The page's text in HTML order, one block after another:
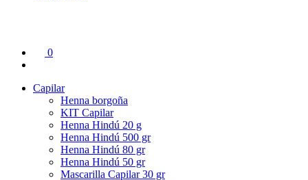
0
Capilar
Henna borgoña
KIT Capilar
Henna Hindú 20 g
Henna Hindú 500 gr
Henna Hindú 80 gr
Henna Hindú 50 gr
Mascarilla Capilar 30 gr